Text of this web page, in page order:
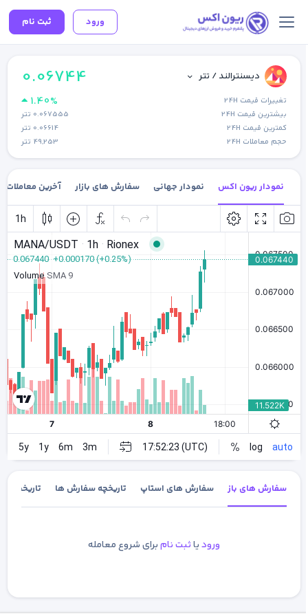
ورود ثبت نام
دیسنترالند / تتر 0.06744
تغییرات قیمت 24H 1.40%
بیشترین قیمت 24H 0.067555 تتر
کمترین قیمت 24H
0.06614 تتر
حجم معاملات 24H
49,253 تتر
نمودار ریون اکس نمودار جهانی سفارش های بازار آخرین معاملات
سفارش های باز سفارش های استاپ تاریخچه سفارش ها تاریخچه
ورودیاثبت نامبرای شروع معامله